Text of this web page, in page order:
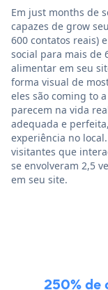
Em just months de
capazes de grow
600 contatos reais)
social para mais de
alimentar em seu
forma visual de
eles são coming to
parecem na vida
adequada e
experiência no
visitantes que
se envolveram 2,5
em seu site.
250% de